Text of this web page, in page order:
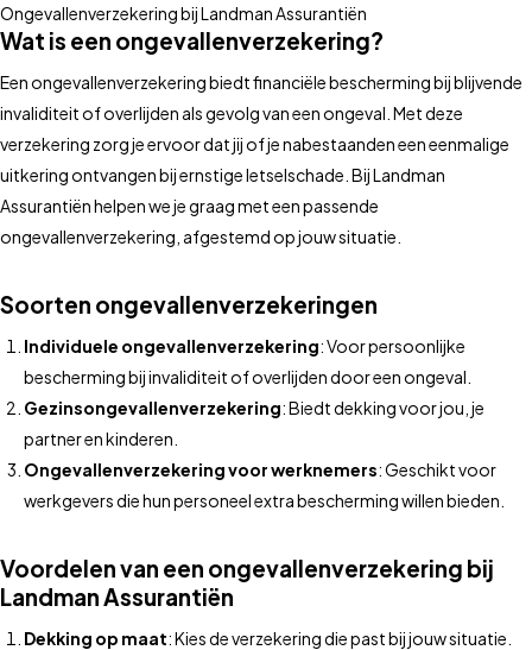
Ongevallenverzekering bij Landman Assurantiën
Wat is een ongevallenverzekering?
Een ongevallenverzekering biedt financiële bescherming bij blijvende
invaliditeit of overlijden als gevolg van een ongeval. Met deze
verzekering zorg je ervoor dat jij of je nabestaanden een eenmalige
uitkering ontvangen bij ernstige letselschade. Bij Landman
Assurantiën helpen we je graag met een passende
ongevallenverzekering, afgestemd op jouw situatie.
Soorten ongevallenverzekeringen
Individuele ongevallenverzekering: Voor persoonlijke
bescherming bij invaliditeit of overlijden door een ongeval.
Gezinsongevallenverzekering: Biedt dekking voor jou, je
partner en kinderen.
Ongevallenverzekering voor werknemers: Geschikt voor
werkgevers die hun personeel extra bescherming willen bieden.
Voordelen van een ongevallenverzekering bij
Landman Assurantiën
Dekking op maat: Kies de verzekering die past bij jouw situatie.